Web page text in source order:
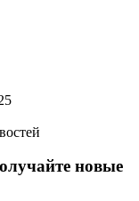
новые